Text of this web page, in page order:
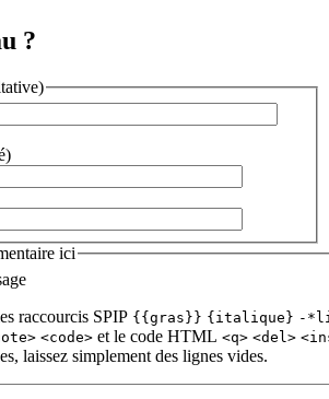
?
ici
raccourcis SPIP {{gras}} {italique} -
<code> et le code HTML <q> <del>
laissez simplement des lignes vides.